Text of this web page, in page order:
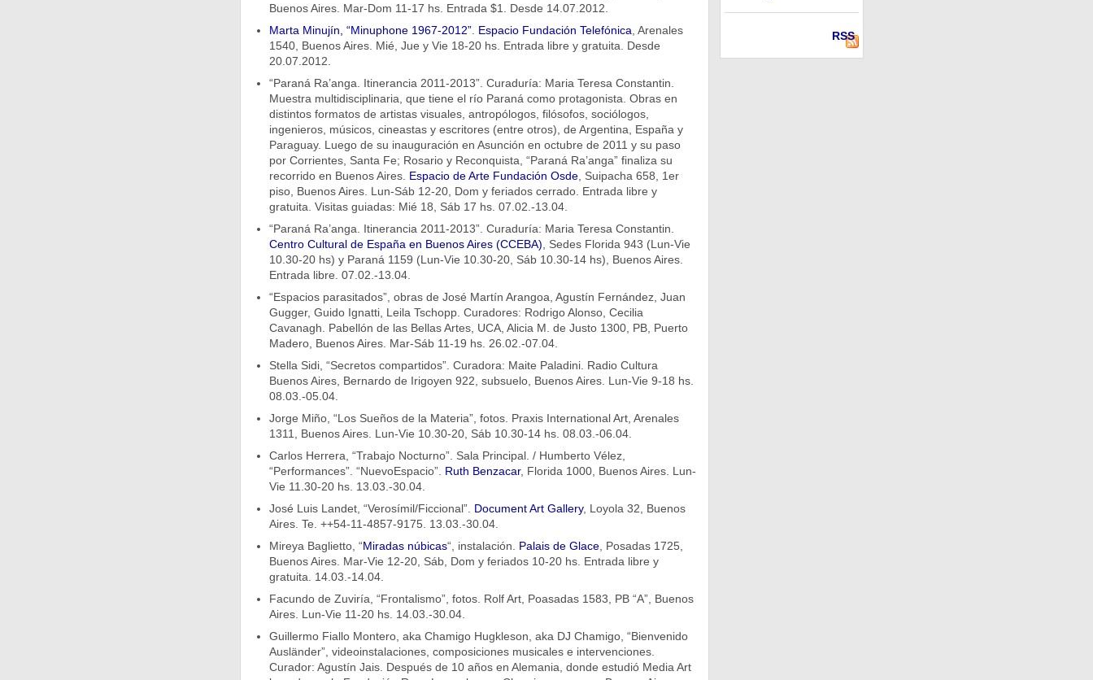
Buenos Aires. Mar-Dom 11-17 hs. Entrada $1. Desde 14.07.2012.
Marta Minujín, “Minuphone 1967-2012”. Espacio Fundación Telefónica , Arenales
1540, Buenos Aires. Mié, Jue y Vie 18-20 hs. Entrada libre y gratuita. Desde
20.07.2012.
“Paraná Ra’anga. Itinerancia 2011-2013”. Curaduría: Maria Teresa Constantin.
Muestra multidisciplinaria, que tiene el río Paraná como protagonista. Obras en
distintos formatos de artistas visuales, antropólogos, filósofos, sociólogos,
ingenieros, músicos, cineastas y escritores (entre otros), de Argentina, España y
Paraguay. Luego de su inauguración en Asunción en octubre de 2011 y su paso
por Corrientes, Santa Fe; Rosario y Reconquista, “Paraná Ra’anga” finaliza su
recorrido en Buenos Aires. Espacio de Arte Fundación Osde, Suipacha 658, 1er
piso, Buenos Aires. Lun-Sáb 12-20, Dom y feriados cerrado. Entrada libre y
gratuita. Visitas guiadas: Mié 18, Sáb 17 hs. 07.02.-13.04.
“Paraná Ra’anga. Itinerancia 2011-2013”. Curaduría: Maria Teresa Constantin.
Centro Cultural de España en Buenos Aires (CCEBA) , Sedes Florida 943 (Lun-Vie
10.30-20 hs) y Paraná 1159 (Lun-Vie 10.30-20, Sáb 10.30-14 hs), Buenos Aires.
Entrada libre. 07.02.-13.04.
“Espacios parasitados”, obras de José Martín Arangoa, Agustín Fernández, Juan
Gugger, Guido Ignatti, Leila Tschopp. Curadores: Rodrigo Alonso, Cecilia
Cavanagh. Pabellón de las Bellas Artes, UCA, Alicia M. de Justo 1300, PB, Puerto
Madero, Buenos Aires. Mar-Sáb 11-19 hs. 26.02.-07.04.
Stella Sidi, “Secretos compartidos”. Curadora: Maite Paladini. Radio Cultura
Buenos Aires, Bernardo de Irigoyen 922, subsuelo, Buenos Aires. Lun-Vie 9-18 hs.
08.03.-05.04.
Jorge Miño, “Los Sueños de la Materia”, fotos. Praxis International Art, Arenales
1311, Buenos Aires. Lun-Vie 10.30-20, Sáb 10.30-14 hs. 08.03.-06.04.
Carlos Herrera, “Trabajo Nocturno”. Sala Principal. / Humberto Vélez,
“Performances”. “NuevoEspacio”. Ruth Benzacar, Florida 1000, Buenos Aires. Lun-
Vie 11.30-20 hs. 13.03.-30.04.
José Luis Landet, “Verosímil/Ficcional”. Document Art Gallery, Loyola 32, Buenos
Aires. Te. ++54-11-4857-9175. 13.03.-30.04.
Mireya Baglietto, “Miradas núbicas“, instalación. Palais de Glace, Posadas 1725,
Buenos Aires. Mar-Vie 12-20, Sáb, Dom y feriados 10-20 hs. Entrada libre y
gratuita. 14.03.-14.04.
Facundo de Zuviría, “Frontalismo”, fotos. Rolf Art, Poasadas 1583, PB “A”, Buenos
Aires. Lun-Vie 11-20 hs. 14.03.-30.04.
Guillermo Fiallo Montero, aka Chamigo Hugkleson, aka DJ Chamigo, “Bienvenido
Ausländer”, videoinstalaciones, composiciones musicales e intervenciones.
Curador: Agustín Jais. Después de 10 años en Alemania, donde estudió Media Art
RSS